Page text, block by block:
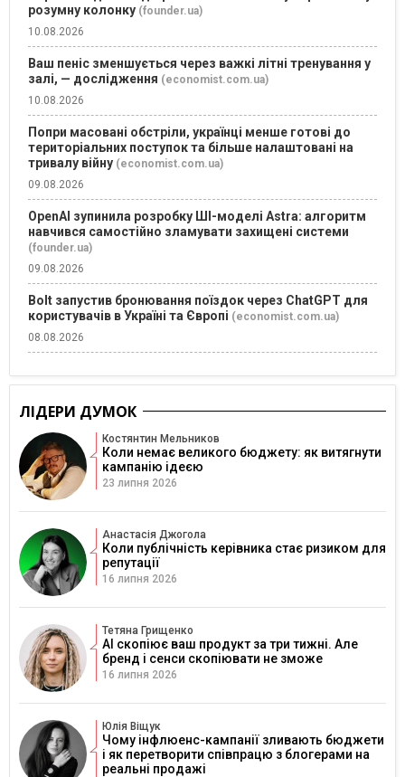
розумну колонку (founder.ua)
10.08.2026
Ваш пеніс зменшується через важкі літні тренування у
залі, — дослідження (economist.com.ua)
10.08.2026
Попри масовані обстріли, українці менше готові до
територіальних поступок та більше налаштовані на
тривалу війну (economist.com.ua)
09.08.2026
OpenAI зупинила розробку ШІ-моделі Astra: алгоритм
навчився самостійно зламувати захищені системи
(founder.ua)
09.08.2026
Bolt запустив бронювання поїздок через ChatGPT для
користувачів в Україні та Європі (economist.com.ua)
08.08.2026
ЛІДЕРИ ДУМОК
Костянтин Мельников
Коли немає великого бюджету: як витягнути
кампанію ідеєю
23 липня 2026
Анастасія Джогола
Коли публічність керівника стає ризиком для
репутації
16 липня 2026
Тетяна Грищенко
AI скопіює ваш продукт за три тижні. Але
бренд і сенси скопіювати не зможе
16 липня 2026
Юлія Віщук
Чому інфлюенс-кампанії зливають бюджети
і як перетворити співпрацю з блогерами на
реальні продажі